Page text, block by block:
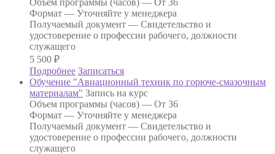
Формат — Уточняйте у менеджера
Получаемый документ — Свидетельство и
удостоверение о профессии рабочего, должности
служащего
5 500 ₽
Подробнее Записаться
Обучение "Авиационный техник по горюче-смазочным
материалам" Запись на курс
Объем программы (часов) — От 36
Формат — Уточняйте у менеджера
Получаемый документ — Свидетельство и
удостоверение о профессии рабочего, должности
служащего